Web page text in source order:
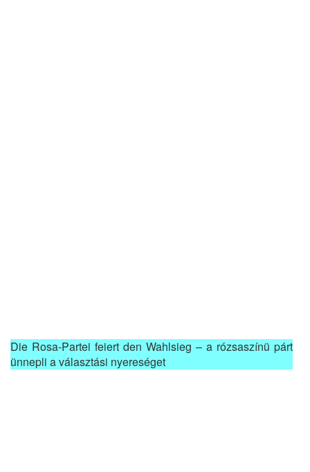
Die Rosa-Partei feiert den Wahlsieg – a rózsaszínü párt
ünnepli a választási nyereséget